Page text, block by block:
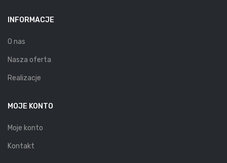
INFORMACJE
O nas
Nasza oferta
Realizacje
MOJE KONTO
Moje konto
Kontakt